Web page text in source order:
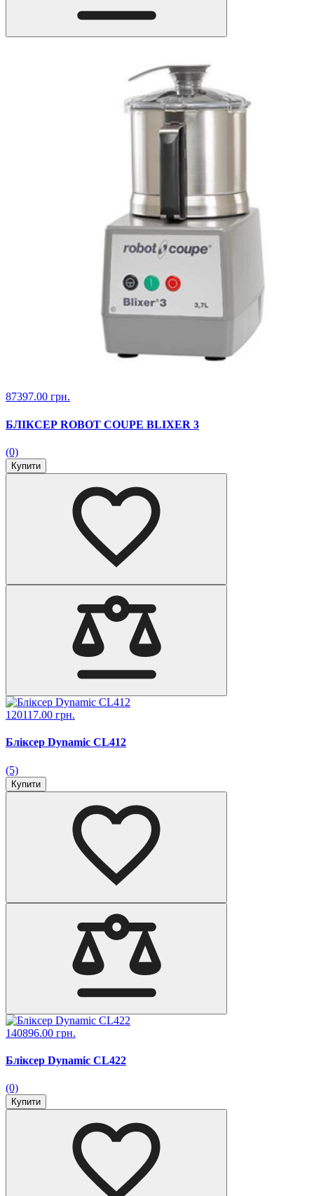
87397.00 грн.
БЛІКСЕР ROBOT COUPE BLIXER 3
(0)
Купити
120117.00 грн.
Бліксер Dynamic CL412
(5)
Купити
140896.00 грн.
Бліксер Dynamic CL422
(0)
Купити